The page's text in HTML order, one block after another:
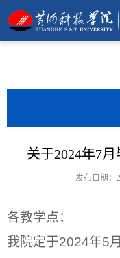
关于2024年7
发布日期：
各教学点：
我院定于2024年5